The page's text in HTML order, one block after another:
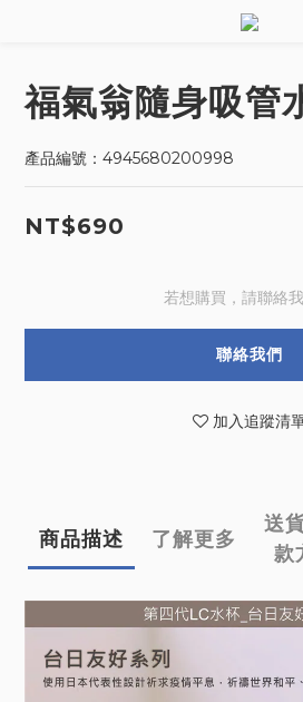
福氣翁隨身吸管
產品編號：4945680200998
NT$690
若想購買，請聯絡我
聯絡我們
加入追蹤清
商品描述 了解更多
送
款